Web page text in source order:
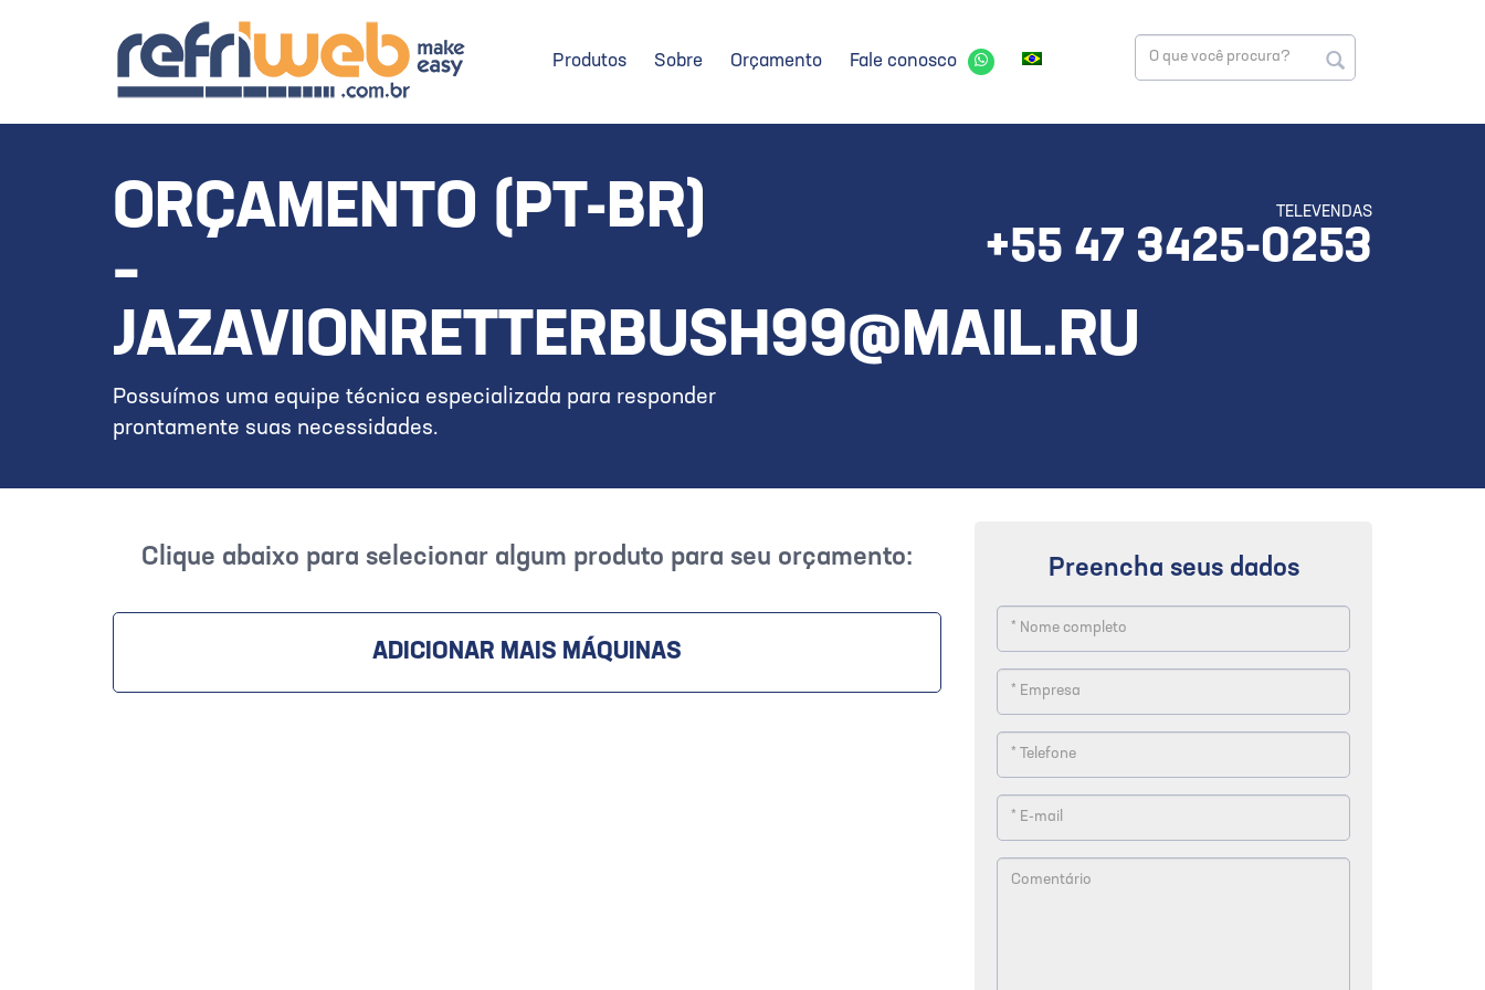
Produtos Sobre Orçamento Fale conosco
ORÇAMENTO (PT-BR)
–
JAZAVIONRETTERBUSH99@MAIL.RU
Possuímos uma equipe técnica especializada para responder
prontamente suas necessidades.
TELEVENDAS
+55 47 3425-0253
Clique abaixo para selecionar algum produto para seu orçamento:
ADICIONAR MAIS MÁQUINAS
Preencha seus dados